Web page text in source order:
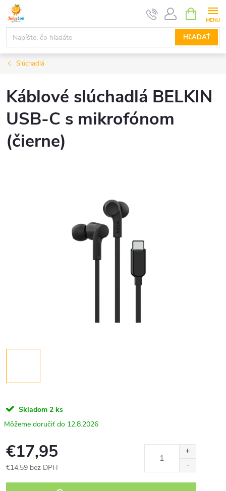
Prejsť
obsah
HĽADAŤ
KOŠÍK
Slúchadlá
Káblové slúchadlá BELKIN
USB-C s mikrofónom
(čierne)
Skladom 2 ks
12.8.2026
€17,95
€14,59 bez DPH